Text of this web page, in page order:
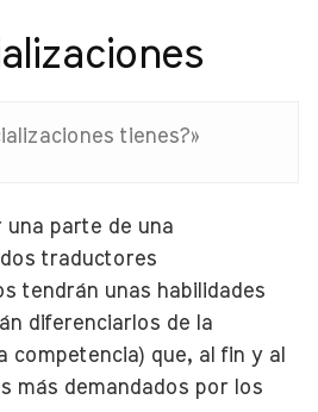
tienes?»
una parte de una
traductores
tendrán unas habilidades
diferenciarlos de la
competencia) que, al fin y al
más demandados por los